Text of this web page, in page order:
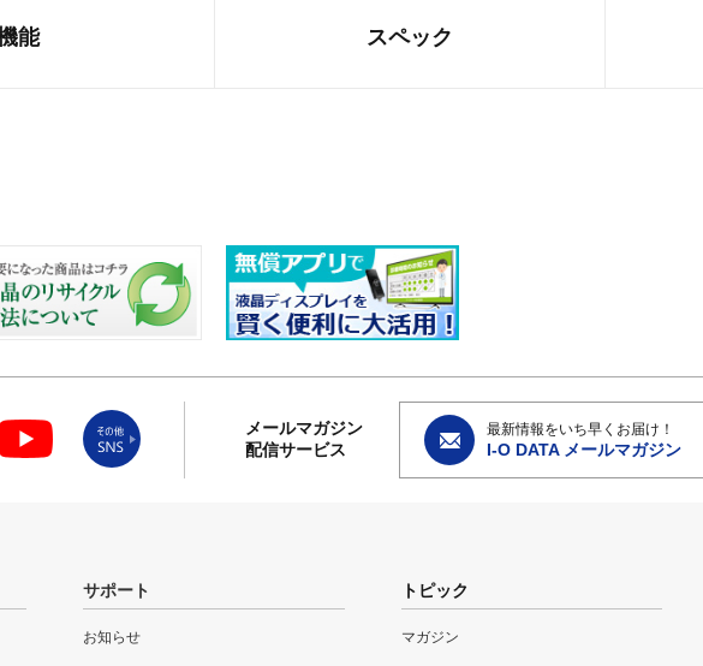
能 スペック
メールマガジン
配信サービス
最新情報をいち早くお届け！
I-O DATA メールマガジン
サポート
お知らせ
トピック
マガジン